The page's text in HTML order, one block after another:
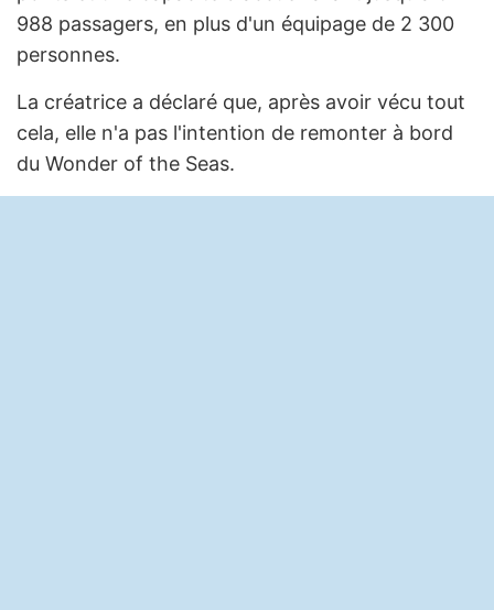
988 passagers, en plus d'un équipage de 2 300
personnes.
La créatrice a déclaré que, après avoir vécu tout
cela, elle n'a pas l'intention de remonter à bord
du Wonder of the Seas.